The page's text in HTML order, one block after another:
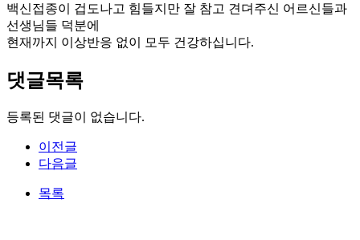
백신접종이 겁도나고 힘들지만 잘 참고 견뎌주신 어르신들과
선생님들 덕분에
현재까지 이상반응 없이 모두 건강하십니다.
댓글목록
등록된 댓글이 없습니다.
이전글
다음글
목록